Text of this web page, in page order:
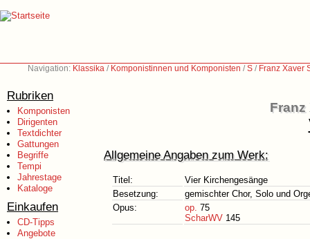
Navigation: Klassika / Komponistinnen und Komponisten /S / Franz Xaver
Rubriken
Komponisten
Dirigenten
Textdichter
Gattungen
Begriffe
Tempi
Jahrestage
Kataloge
Einkaufen
CD-Tipps
Angebote
Franz
Allgemeine Angaben zum Werk:
Titel:
Vier Kirchengesänge
Besetzung:
gemischter Chor, Solo und
Opus:
op. 75
ScharWV 145